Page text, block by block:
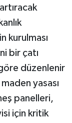
kurulması
bir çatı
düzenlenir
yasası
panelleri,
için kritik